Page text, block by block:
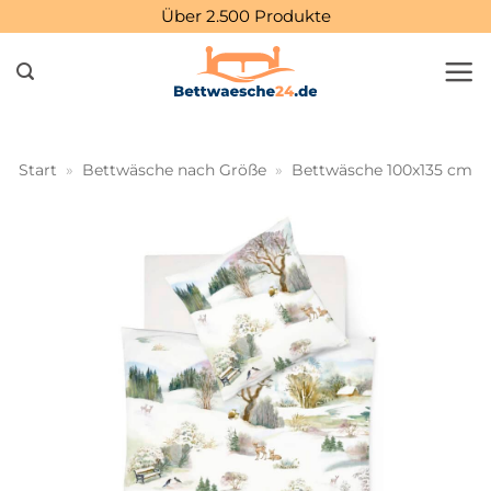
springen
Über 2.500 Produkte
Start » Bettwäsche nach Größe » Bettwäsche 100x135 cm